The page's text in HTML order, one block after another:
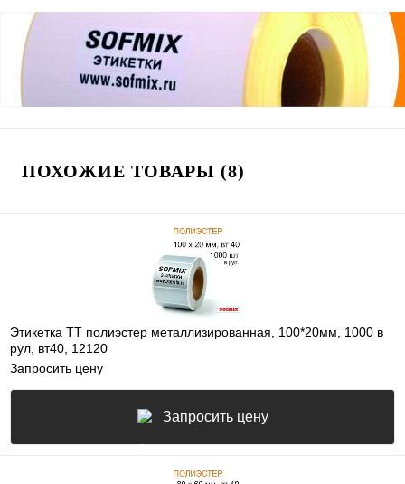
ПОХОЖИЕ ТОВАРЫ (8)
Этикетка ТТ полиэстер металлизированная, 100*20мм, 1000 в
рул, вт40, 12120
Запросить цену
Запросить цену